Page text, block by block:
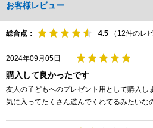
お客様レビュー
総合点： （ 12件のレ
2024年09月05日
購入して良かったです
友人の子どもへのプレゼント用として購入し
気に入ってたくさん遊んでくれてるみたいな